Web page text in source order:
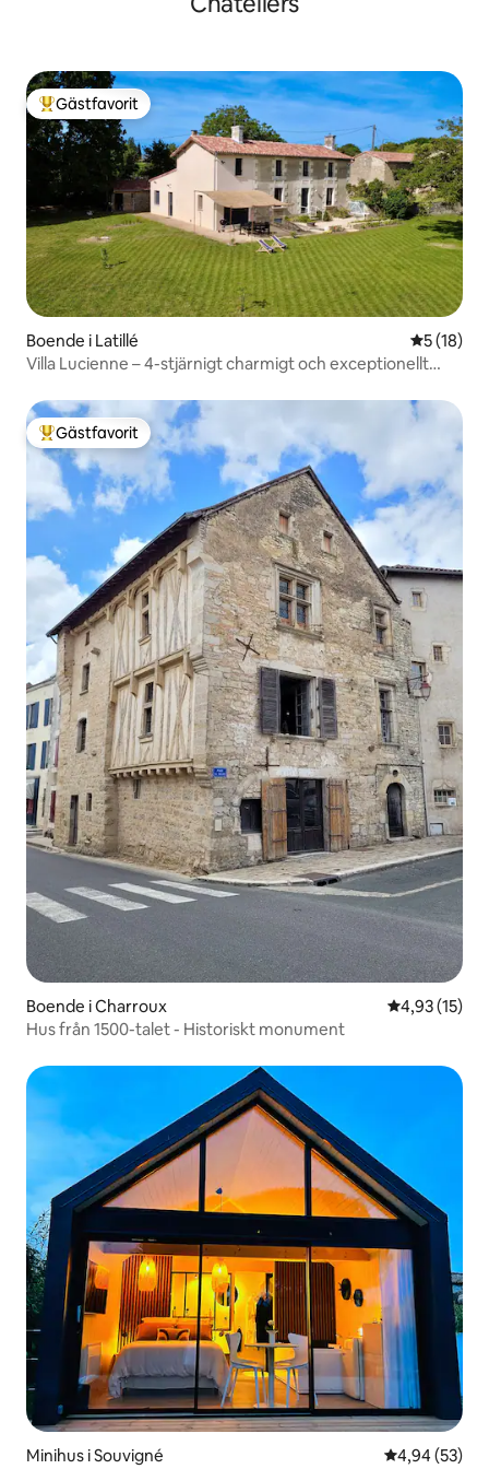
Populär gästfavorit
Gästfavorit
Boende i Latillé 5 av 5 i
5 (18)
Villa Lucienne – 4-stjärnigt charmigt och exceptionellt
Populär gästfavorit
Gästfavorit
Boende i Charroux 4,93 av 5 i
4,93 (15)
Hus från 1500-talet - Historiskt monument
Minihus i Souvigné 4,94 av 5 i
4,94 (53)